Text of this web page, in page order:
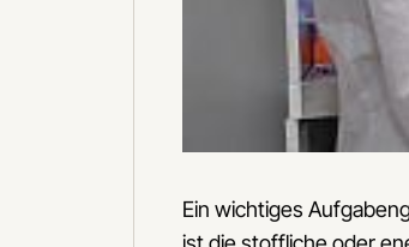
Ein wichtiges